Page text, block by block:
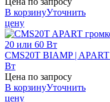
В корзинуУточнить
цену
CMS20T BIAMP | APART
Вт
Цена по запросу
В корзинуУточнить
цену